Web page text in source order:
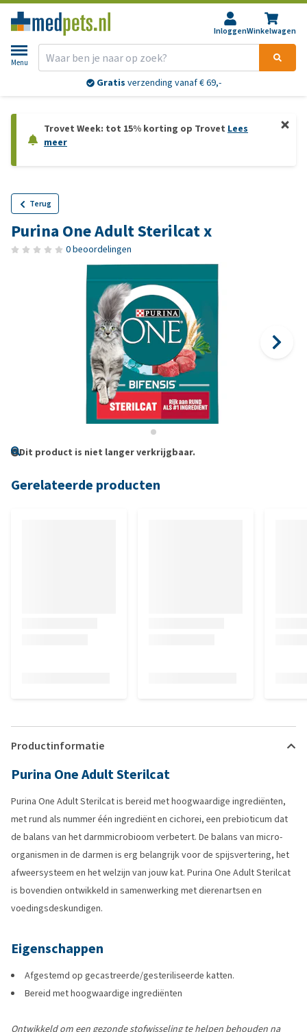
InloggenWinkelwagen
Menu
Gratis verzending vanaf € 69,-
Trovet Week: tot 15% korting op Trovet Lees
meer
Terug
Purina One Adult Sterilcat x
0 beoordelingen
Dit product is niet langer verkrijgbaar.
Gerelateerde producten
Productinformatie
Purina One Adult Sterilcat
Purina One Adult Sterilcat is bereid met hoogwaardige ingrediënten,
met rund als nummer één ingrediënt en cichorei, een prebioticum dat
de balans van het darmmicrobioom verbetert. De balans van micro-
organismen in de darmen is erg belangrijk voor de spijsvertering, het
afweersysteem en het welzijn van jouw kat. Purina One Adult Sterilcat
is bovendien ontwikkeld in samenwerking met dierenartsen en
voedingsdeskundigen.
Eigenschappen
Afgestemd op gecastreerde/gesteriliseerde katten.
Bereid met hoogwaardige ingrediënten
Ontwikkeld om een gezonde stofwisseling te helpen behouden na